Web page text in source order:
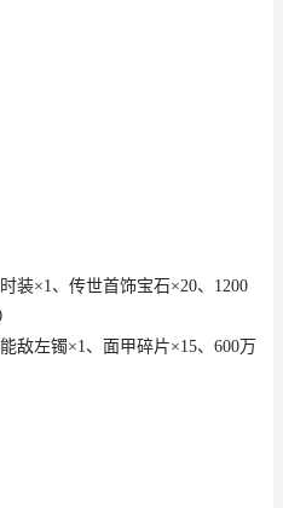
×1、传世首饰宝石×20、1200
左镯×1、面甲碎片×15、600万